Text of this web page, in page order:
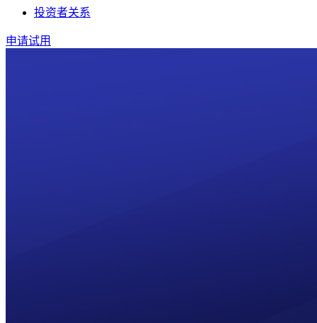
投资者关系
申请试用